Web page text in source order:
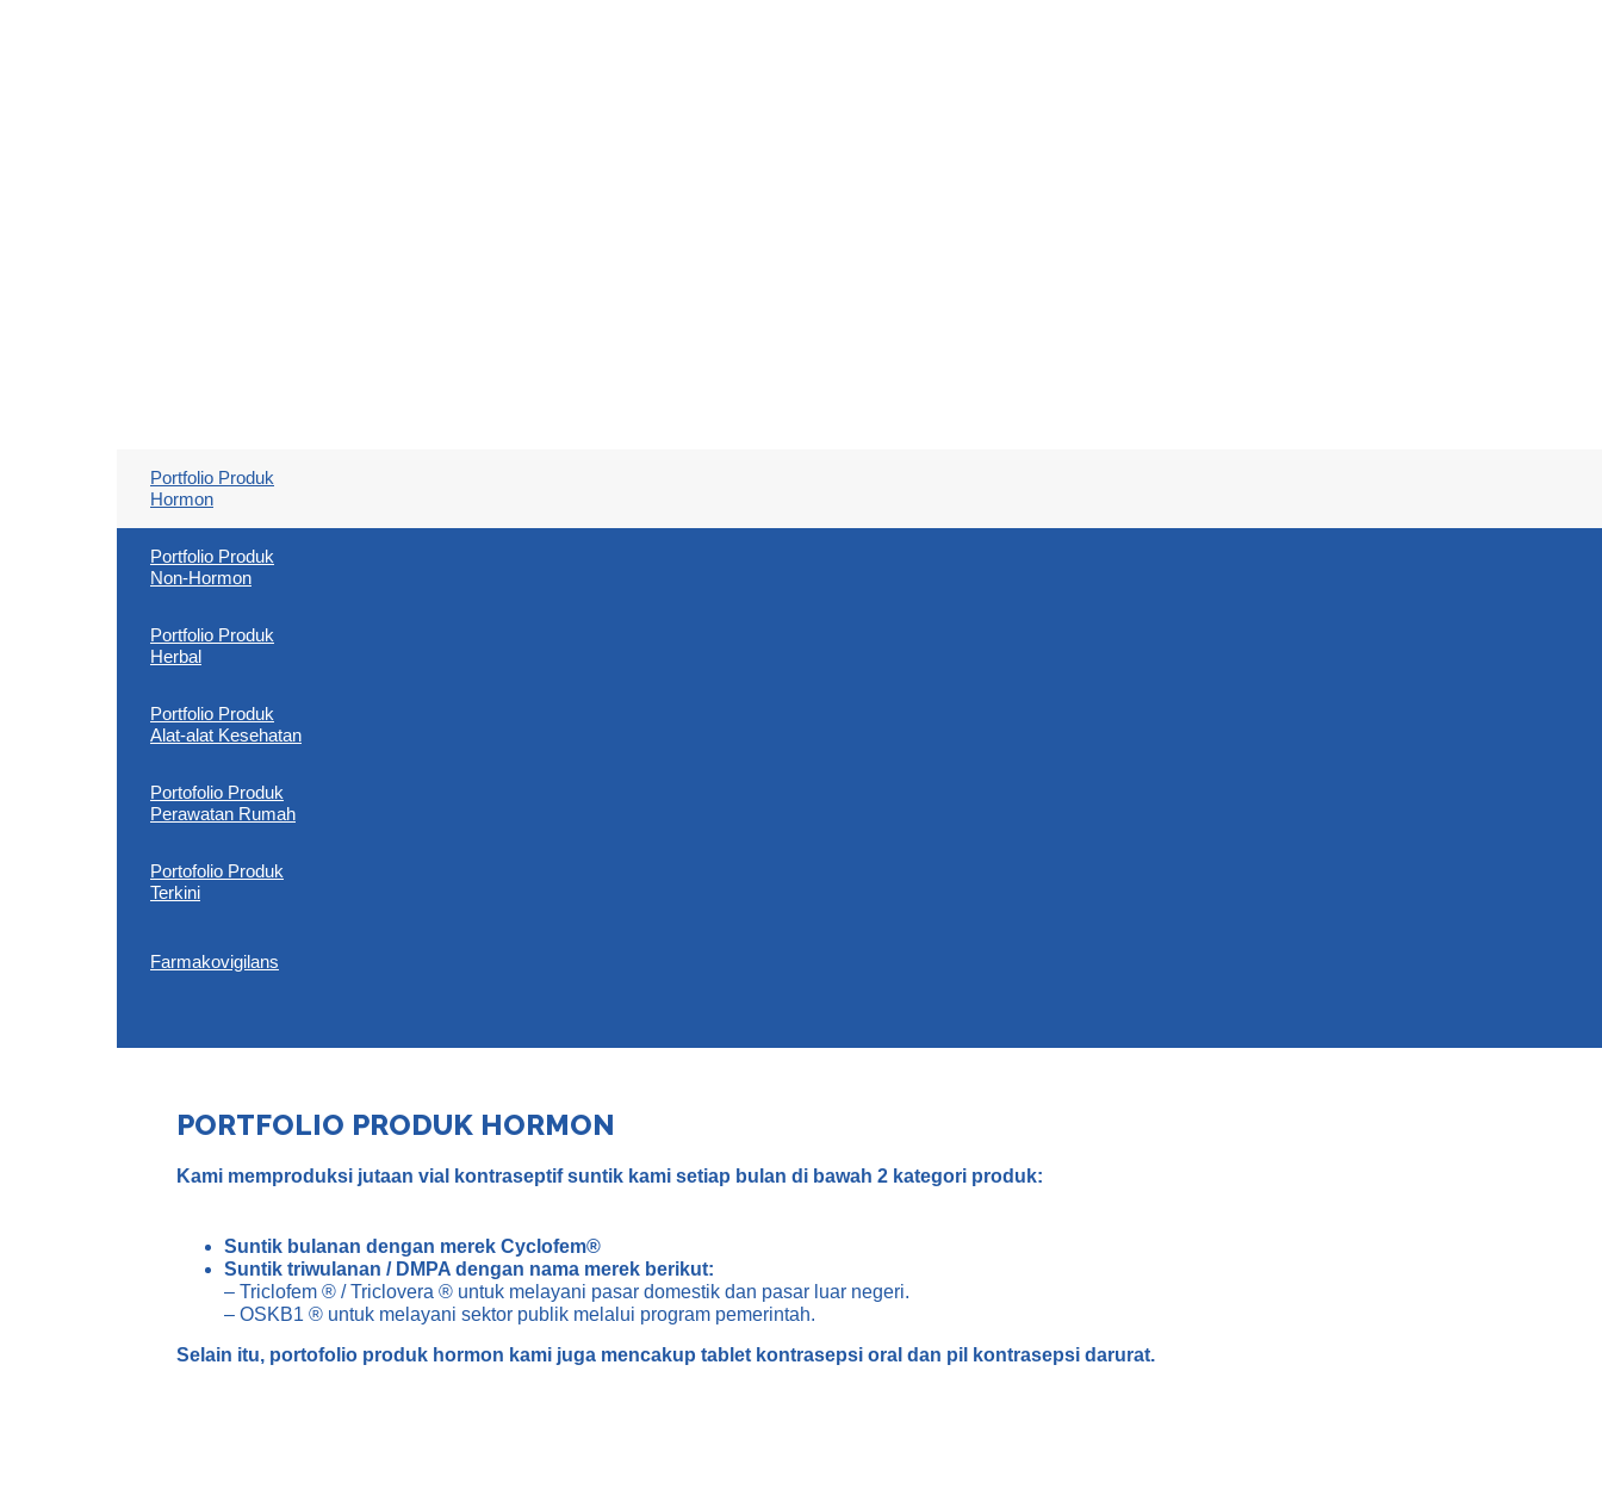
Portfolio Produk
Hormon
Portfolio Produk
Non-Hormon
Portfolio Produk
Herbal
Portfolio Produk
Alat-alat Kesehatan
Portofolio Produk
Perawatan Rumah
Portofolio Produk
Terkini
Farmakovigilans
PORTFOLIO PRODUK HORMON
Kami memproduksi jutaan vial kontraseptif suntik kami setiap bulan di bawah 2 kategori produk:
Suntik bulanan dengan merek Cyclofem®
Suntik triwulanan / DMPA dengan nama merek berikut:
– Triclofem ® / Triclovera ® untuk melayani pasar domestik dan pasar luar negeri.
– OSKB1 ® untuk melayani sektor publik melalui program pemerintah.
Selain itu, portofolio produk hormon kami juga mencakup tablet kontrasepsi oral dan pil kontrasepsi darurat.